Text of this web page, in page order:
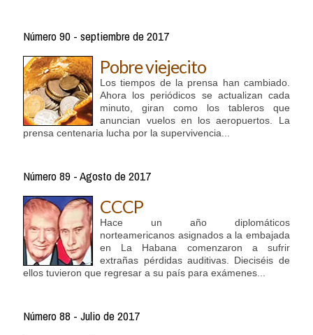
Número 90 - septiembre de 2017
Pobre viejecito
Los tiempos de la prensa han cambiado.
Ahora los periódicos se actualizan cada
minuto, giran como los tableros que
anuncian vuelos en los aeropuertos. La
prensa centenaria lucha por la supervivencia...
Número 89 - Agosto de 2017
CCCP
Hace un año diplomáticos
norteamericanos asignados a la embajada
en La Habana comenzaron a sufrir
extrañas pérdidas auditivas. Dieciséis de
ellos tuvieron que regresar a su país para exámenes...
Número 88 - Julio de 2017